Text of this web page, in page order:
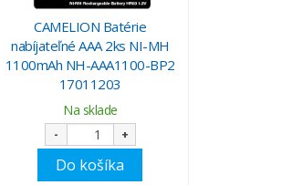
CAMELION Batérie
nabíjateľné AAA 2ks NI-MH
1100mAh NH-AAA1100-BP2
17011203
Na sklade
- +
Do košíka